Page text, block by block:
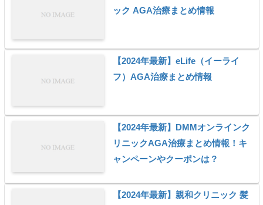
ック AGA治療まとめ情報
【2024年最新】eLife（イーライ
フ）AGA治療まとめ情報
【2024年最新】DMMオンラインク
リニックAGA治療まとめ情報！キ
ャンペーンやクーポンは？
【2024年最新】親和クリニック 髪